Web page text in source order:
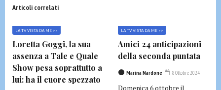
Articoli correlati
LA TV VISTA DA ME >>
Loretta Goggi, la sua
assenza a Tale e Quale
Show pesa soprattutto a
lui: ha il cuore spezzato
LA TV VISTA DA ME >>
Amici 24 anticipazioni
della seconda puntata
Marina Nardone 8 Ottobre 2024
Domenica 6 ottobre il